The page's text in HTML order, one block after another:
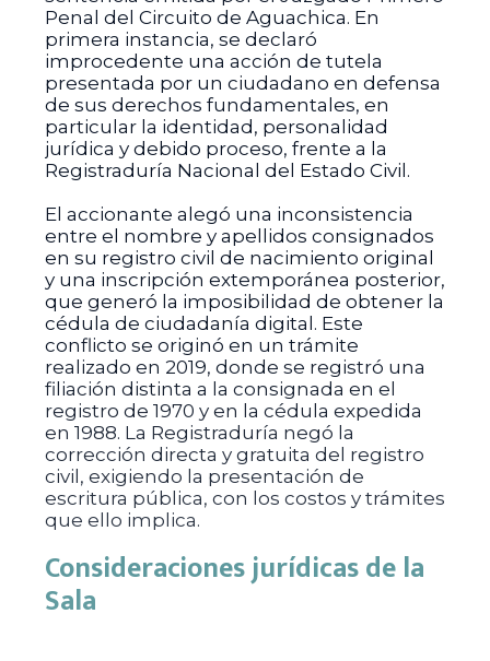
Penal del Circuito de Aguachica. En
primera instancia, se declaró
improcedente una acción de tutela
presentada por un ciudadano en defensa
de sus derechos fundamentales, en
particular la identidad, personalidad
jurídica y debido proceso, frente a la
Registraduría Nacional del Estado Civil.
El accionante alegó una inconsistencia
entre el nombre y apellidos consignados
en su registro civil de nacimiento original
y una inscripción extemporánea posterior,
que generó la imposibilidad de obtener la
cédula de ciudadanía digital. Este
conflicto se originó en un trámite
realizado en 2019, donde se registró una
filiación distinta a la consignada en el
registro de 1970 y en la cédula expedida
en 1988. La Registraduría negó la
corrección directa y gratuita del registro
civil, exigiendo la presentación de
escritura pública, con los costos y trámites
que ello implica.
Consideraciones jurídicas de la
Sala